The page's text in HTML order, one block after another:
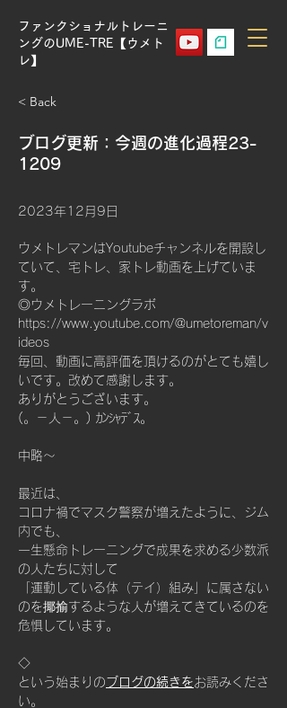
ファンクショナルトレーニ
ングのUME-TRE【ウメト
レ】
< Back
ブログ更新：今週の進化過程23-
1209
2023年12月9日
ウメトレマンはYoutubeチャンネルを開設し
ていて、宅トレ、家トレ動画を上げていま
す。
◎ウメトレーニングラボ
https://www.youtube.com/@umetoreman/v
ideos
毎回、動画に高評価を頂けるのがとても嬉し
いです。改めて感謝します。
ありがとうございます。
(。－人－。) ｶﾝｼｬﾃﾞｽ。
中略～
最近は、
コロナ禍でマスク警察が増えたように、ジム
内でも、
一生懸命トレーニングで成果を求める少数派
の人たちに対して
「運動している体（テイ）組み」に属さない
のを揶揄するような人が増えてきているのを
危惧しています。
◇
という始まりのブログの続きをお読みくださ
い。